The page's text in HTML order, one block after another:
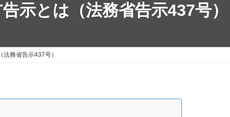
示とは（法務省告示437号）
法務省告示437号）